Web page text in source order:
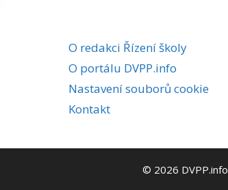
O redakci Řízení školy
O portálu DVPP.info
Nastavení souborů cookie
Kontakt
© 2026 DVPP.info